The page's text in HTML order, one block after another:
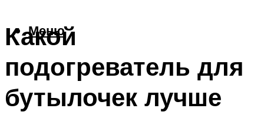
Меню
Какой
подогреватель для
бутылочек лучше